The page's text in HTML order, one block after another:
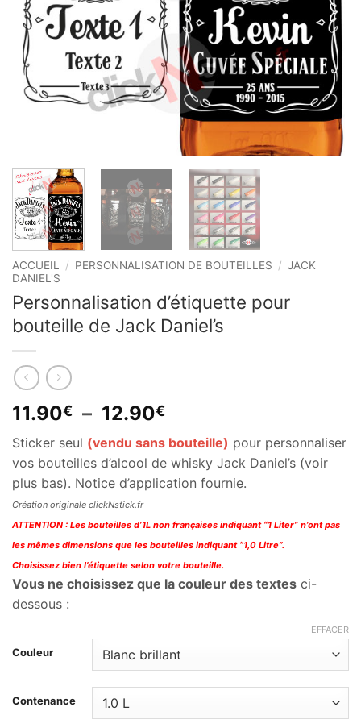
ACCUEIL / PERSONNALISATION DE BOUTEILLES / JACK
DANIEL'S
Personnalisation d’étiquette pour
bouteille de Jack Daniel’s
11.90€ – 12.90€Plage
prix :
11.90€
à
Sticker seul (vendu sans bouteille) pour personnaliser
vos bouteilles d’alcool de whisky Jack Daniel’s (voir
plus bas). Notice d’application fournie.
Création originale clickNstick.fr
ATTENTION : Les bouteilles d’1L non françaises indiquant “1 Liter” n’ont pas
les mêmes dimensions que les bouteilles indiquant “1,0 Litre”.
Choisissez bien l’étiquette selon votre bouteille.
Vous ne choisissez que la couleur des textes ci-
dessous :
Couleur
Contenance
EFFACER